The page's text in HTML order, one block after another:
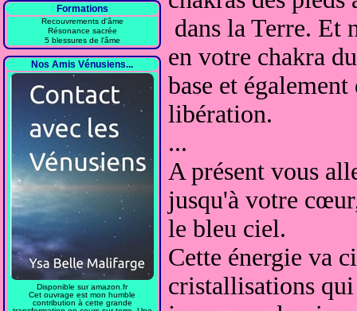
Formations
Recouvrements d'âme
Résonance sacrée
5 blessures de l'âme
Nos Amis Vénusiens...
Disponible sur amazon.fr
Cet ouvrage est mon humble
contribution à cette grande
dans la Terre. Et
en votre chakra
base et
libération.
...
A présent vous
jusqu'à votre
le bleu ciel.
Cette énergie va
cristallisations qui